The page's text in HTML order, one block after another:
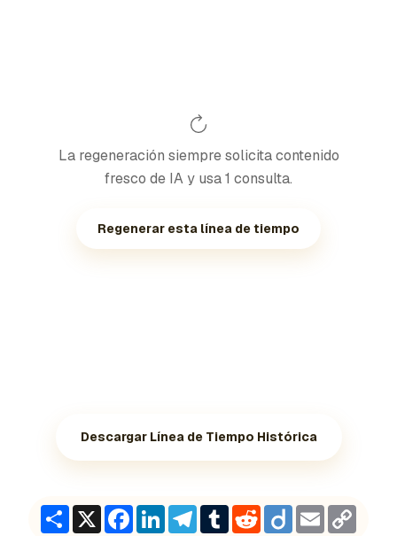
La regeneración siempre solicita contenido
fresco de IA y usa 1 consulta.
Regenerar esta línea de tiempo
Descargar Línea de Tiempo Histórica
ShareX Facebook
LinkedInTelegram
TumblrRedditDiigoEmail